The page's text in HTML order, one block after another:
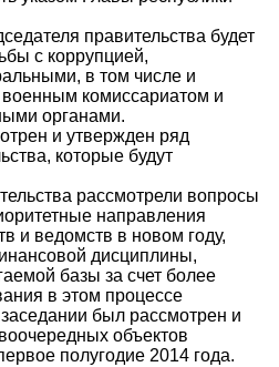
правительства будет
с коррупцией,
в том числе и
комиссариатом и
органами.
и утвержден ряд
которые будут
рассмотрели вопросы
направления
и ведомств в новом году,
дисциплины,
базы за счет более
в этом процессе
был рассмотрен и
объектов
полугодие 2014 года.